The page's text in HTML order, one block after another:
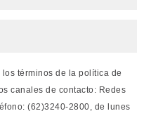
términos de la política de
canales de contacto: Redes
(62)3240-2800, de lunes